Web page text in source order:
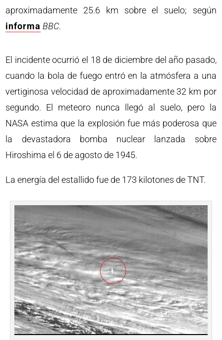
aproximadamente 25.6 km sobre el suelo; según
informa BBC.
El incidente ocurrió el 18 de diciembre del año pasado,
cuando la bola de fuego entró en la atmósfera a una
vertiginosa velocidad de aproximadamente 32 km por
segundo. El meteoro nunca llegó al suelo, pero la
NASA estima que la explosión fue más poderosa que
la devastadora bomba nuclear lanzada sobre
Hiroshima el 6 de agosto de 1945.
La energía del estallido fue de 173 kilotones de TNT.